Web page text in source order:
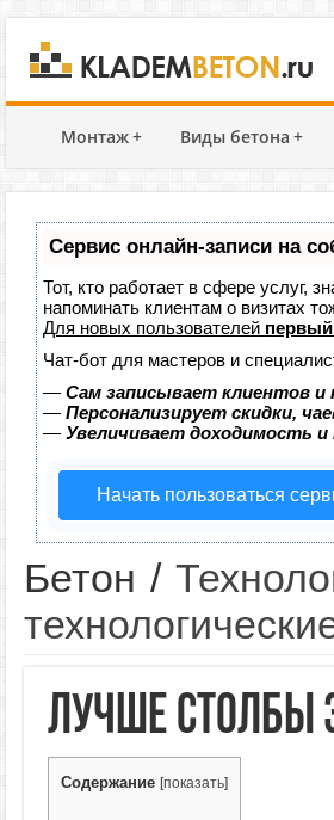
Монтаж+ Виды бетона +
Сервис онлайн-записи на
Тот, кто работает в сфере услуг,
напоминать клиентам о визитах
Для новых пользователей первый
Чат-бот для мастеров и
— Сам записывает клиентов
— Персонализирует скидки,
— Увеличивает доходимость
Начать пользоваться
Бетон /
Лучше столбы
Содержание [показать]